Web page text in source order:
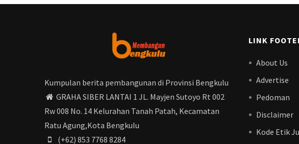
Kumpulan berita pembangunan di Provinsi Bengkulu
GRAHA SIBER LANTAI 1 JL. Mayjen Sutoyo Rt 002
Rw 008 No. 14 Kelurahan Tanah Patah, Kecamatan
Ratu Agung,Kota Bengkulu
(+62) 853 7768 8284
LINK
About Us
Advertise
Pedoman
Disclaimer
Kode Etik